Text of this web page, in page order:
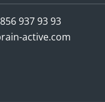
937 93 93
active.com